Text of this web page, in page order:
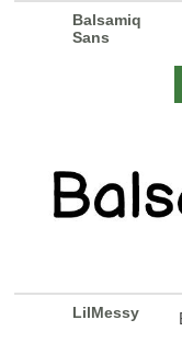
Balsamiq
Sans
LilMessy